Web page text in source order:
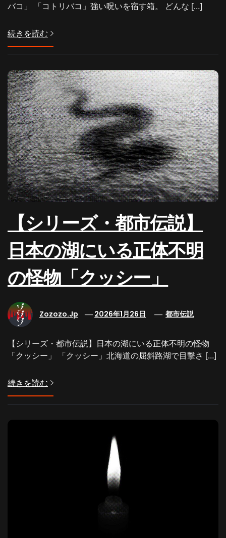
バコ」 「コトリバコ」強い呪いを宿す箱。 どんな […]
続きを読む
【シリーズ・都市伝説】
日本の湖にいる正体不明
の怪物「クッシー」
Zozozo.jp 2026年1月26日 都市伝説
【シリーズ・都市伝説】日本の湖にいる正体不明の怪物
「クッシー」 「クッシー」北海道の屈斜路湖で目撃さ […]
続きを読む